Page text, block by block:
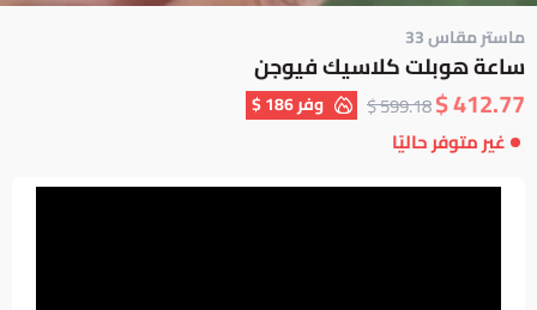
ماستر مقاس 33
ساعة هوبلت كلاسيك فيوجن
412.77 $
599.18 $ وفر186 $
غير متوفر حاليًا